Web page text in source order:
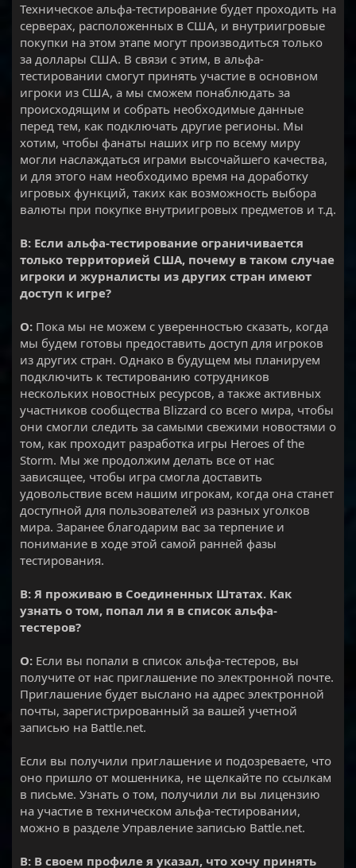
Техническое альфа-тестирование будет проходить на
серверах, расположенных в США, и внутриигровые
покупки на этом этапе могут производиться только
за доллары США. В связи с этим, в альфа-
тестировании смогут принять участие в основном
игроки из США, а мы сможем понаблюдать за
происходящим и собрать необходимые данные
перед тем, как подключать другие регионы. Мы
хотим, чтобы фанаты наших игр по всему миру
могли наслаждаться играми высочайшего качества,
и для этого нам необходимо время на доработку
игровых функций, таких как возможность выбора
валюты при покупке внутриигровых предметов и т.д.
В: Если альфа-тестирование ограничивается
только территорией США, почему в таком случае
игроки и журналисты из других стран имеют
доступ к игре?
О: Пока мы не можем с уверенностью сказать, когда
мы будем готовы предоставить доступ для игроков
из других стран. Однако в будущем мы планируем
подключить к тестированию сотрудников
нескольких новостных ресурсов, а также активных
участников сообщества Blizzard со всего мира, чтобы
они смогли следить за самыми свежими новостями о
том, как проходит разработка игры Heroes of the
Storm. Мы же продолжим делать все от нас
зависящее, чтобы игра смогла доставить
удовольствие всем нашим игрокам, когда она станет
доступной для пользователей из разных уголков
мира. Заранее благодарим вас за терпение и
понимание в ходе этой самой ранней фазы
тестирования.
В: Я проживаю в Соединенных Штатах. Как
узнать о том, попал ли я в список альфа-
тестеров?
О: Если вы попали в список альфа-тестеров, вы
получите от нас приглашение по электронной почте.
Приглашение будет выслано на адрес электронной
почты, зарегистрированный за вашей учетной
записью на Battle.net.
Если вы получили приглашение и подозреваете, что
оно пришло от мошенника, не щелкайте по ссылкам
в письме. Узнать о том, получили ли вы лицензию
на участие в техническом альфа-тестировании,
можно в разделе Управление записью Battle.net.
В: В своем профиле я указал, что хочу принять